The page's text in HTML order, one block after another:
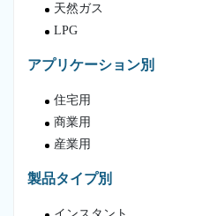
天然ガス
LPG
アプリケーション別
住宅用
商業用
産業用
製品タイプ別